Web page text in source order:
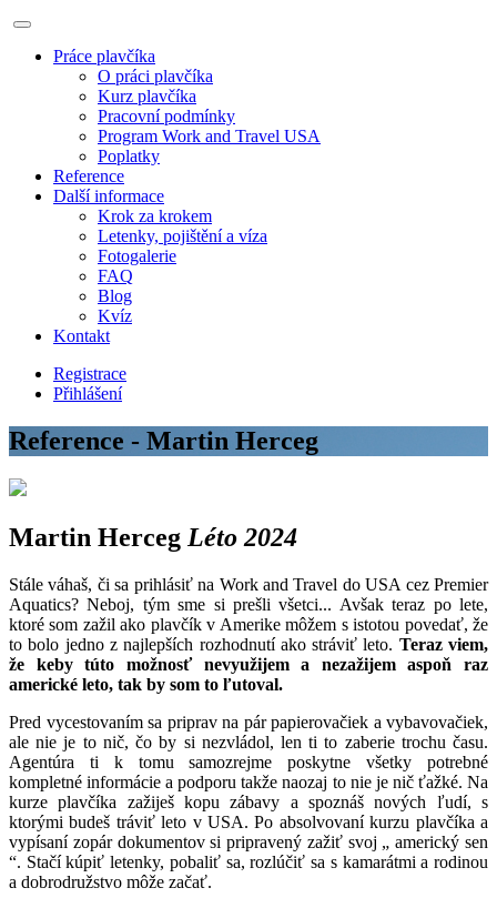
Práce plavčíka
O práci plavčíka
Kurz plavčíka
Pracovní podmínky
Program Work and Travel USA
Poplatky
Reference
Další informace
Krok za krokem
Letenky, pojištění a víza
Fotogalerie
FAQ
Blog
Kvíz
Kontakt
Registrace
Přihlášení
Reference - Martin Herceg
Martin Herceg Léto 2024
Stále váhaš, či sa prihlásiť na Work and Travel do USA cez Premier
Aquatics? Neboj, tým sme si prešli všetci... Avšak teraz po lete,
ktoré som zažil ako plavčík v Amerike môžem s istotou povedať, že
to bolo jedno z najlepších rozhodnutí ako stráviť leto. Teraz viem,
že keby túto možnosť nevyužijem a nezažijem aspoň raz
americké leto, tak by som to ľutoval.
Pred vycestovaním sa priprav na pár papierovačiek a vybavovačiek,
ale nie je to nič, čo by si nezvládol, len ti to zaberie trochu času.
Agentúra ti k tomu samozrejme poskytne všetky potrebné
kompletné informácie a podporu takže naozaj to nie je nič ťažké. Na
kurze plavčíka zažiješ kopu zábavy a spoznáš nových ľudí, s
ktorými budeš tráviť leto v USA. Po absolvovaní kurzu plavčíka a
vypísaní zopár dokumentov si pripravený zažiť svoj „ americký sen
“. Stačí kúpiť letenky, pobaliť sa, rozlúčiť sa s kamarátmi a rodinou
a dobrodružstvo môže začať.